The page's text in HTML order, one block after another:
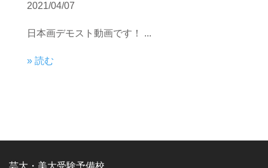
2021/04/07
日本画デモスト動画です！ ...
» 読む
芸大・美大受験予備校